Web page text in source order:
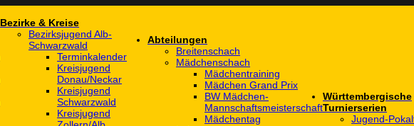
Bezirke & Kreise
Bezirksjugend Alb-
Schwarzwald
Terminkalender
Kreisjugend
Donau/Neckar
Kreisjugend
Schwarzwald
Kreisjugend
Abteilungen
Breitenschach
Mädchenschach
Mädchentraining
Mädchen Grand Prix
BW Mädchen-
Mannschaftsmeisterschaft
Mädchentag
Württembergische
Turnierserien
Jugend-